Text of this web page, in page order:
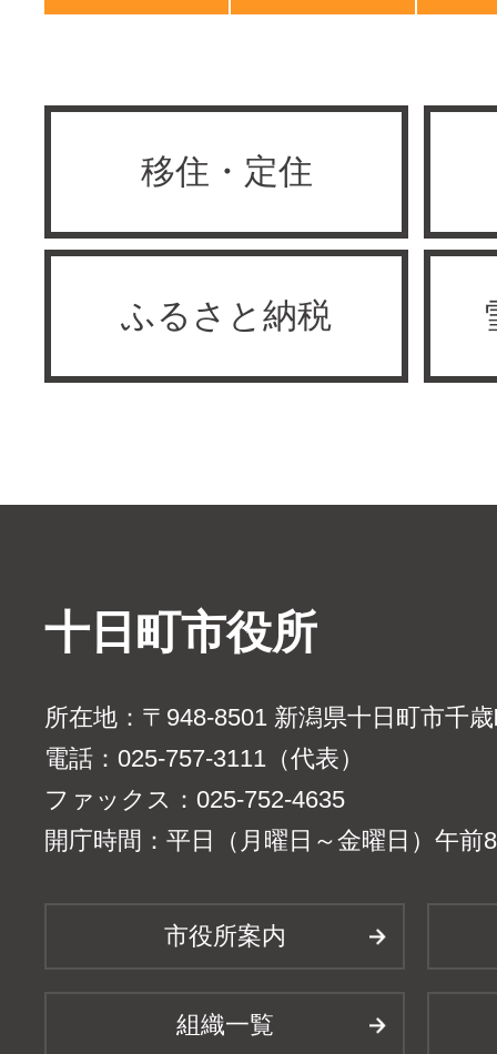
移住・定住
ふるさと納税
十日町市役所
所在地：〒948-8501 新潟県十日町市千
電話：025-757-3111（代表）
ファックス：025-752-4635
開庁時間：平日（月曜日～金曜日）午前
市役所案内
組織一覧